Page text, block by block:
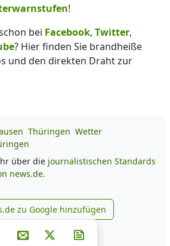
!
bei Facebook, Twitter,
? Hier finden Sie brandheiße
und den direkten Draht zur
Thüringen Wetter
über die journalistischen Standards
news.de.
news.de zu Google
zu Google hinzufügen
Teilen auf Facebook
Teilen auf Whatsapp
Teilen auf Telegram
auf Pinterest
Per E-Mail teilen
Post auf X